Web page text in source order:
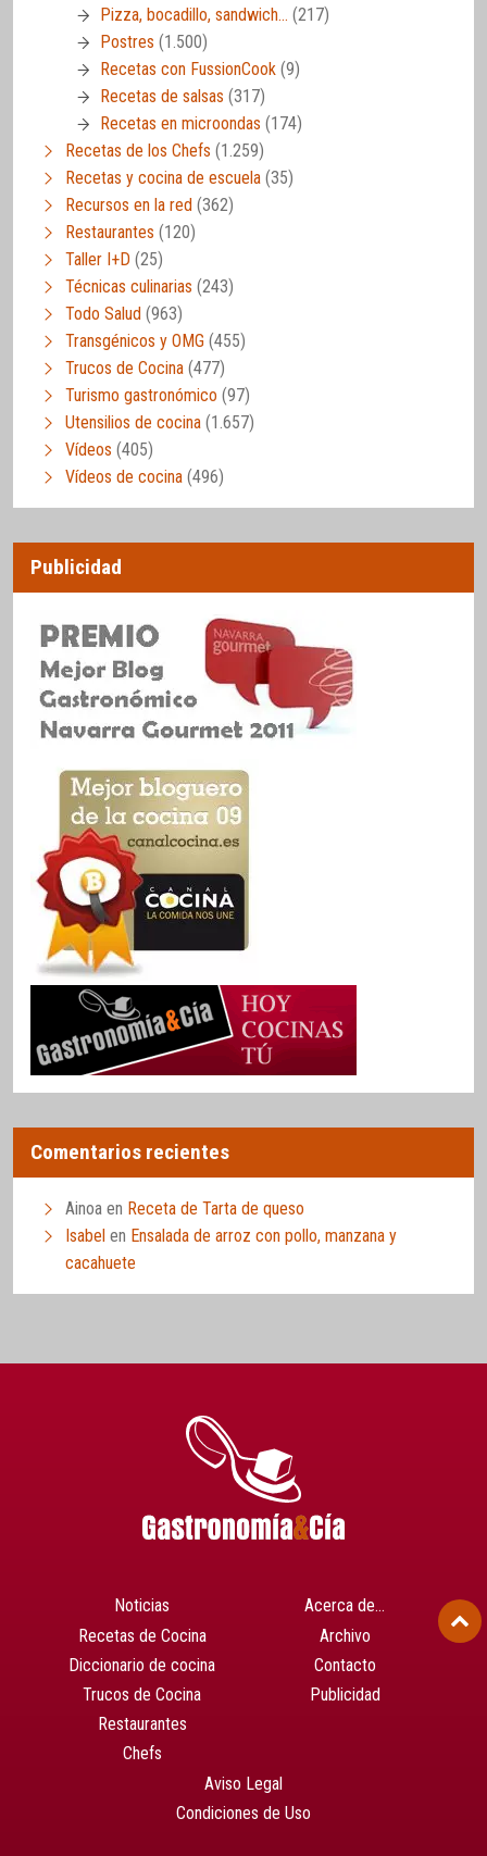
Pizza, bocadillo, sandwich… (217)
Postres (1.500)
Recetas con FussionCook (9)
Recetas de salsas (317)
Recetas en microondas (174)
Recetas de los Chefs (1.259)
Recetas y cocina de escuela (35)
Recursos en la red (362)
Restaurantes (120)
Taller I+D (25)
Técnicas culinarias (243)
Todo Salud (963)
Transgénicos y OMG (455)
Trucos de Cocina (477)
Turismo gastronómico (97)
Utensilios de cocina (1.657)
Vídeos (405)
Vídeos de cocina (496)
Publicidad
Comentarios recientes
Ainoa en Receta de Tarta de queso
Isabel en Ensalada de arroz con pollo, manzana y
cacahuete
Noticias
Recetas de Cocina
Diccionario de cocina
Trucos de Cocina
Restaurantes
Chefs
Acerca de…
Archivo
Contacto
Publicidad
Aviso Legal
Condiciones de Uso